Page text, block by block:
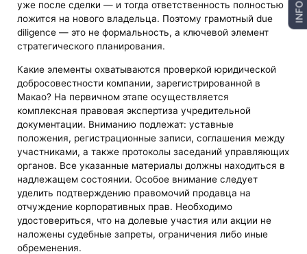
уже после сделки — и тогда ответственность полностью
ложится на нового владельца. Поэтому грамотный due
diligence — это не формальность, а ключевой элемент
стратегического планирования.
Какие элементы охватываются проверкой юридической
добросовестности компании, зарегистрированной в
Макао? На первичном этапе осуществляется
комплексная правовая экспертиза учредительной
документации. Вниманию подлежат: уставные
положения, регистрационные записи, соглашения между
участниками, а также протоколы заседаний управляющих
органов. Все указанные материалы должны находиться в
надлежащем состоянии. Особое внимание следует
уделить подтверждению правомочий продавца на
отчуждение корпоративных прав. Необходимо
удостовериться, что на долевые участия или акции не
наложены судебные запреты, ограничения либо иные
обременения.
INFO